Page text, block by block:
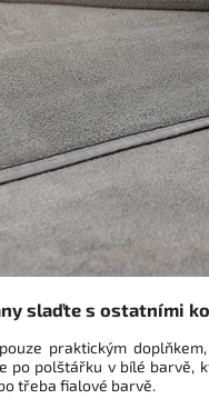
slaďte s ostatními
praktickým
po polštářku v bílé
třeba fialové barvě.